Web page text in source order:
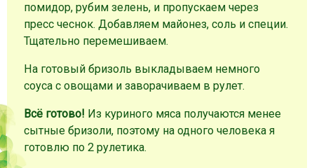
помидор, рубим зелень, и пропускаем через
пресс чеснок. Добавляем майонез, соль и специи.
Тщательно перемешиваем.
На готовый бризоль выкладываем немного
соуса с овощами и заворачиваем в рулет.
Всё готово! Из куриного мяса получаются менее
сытные бризоли, поэтому на одного человека я
готовлю по 2 рулетика.